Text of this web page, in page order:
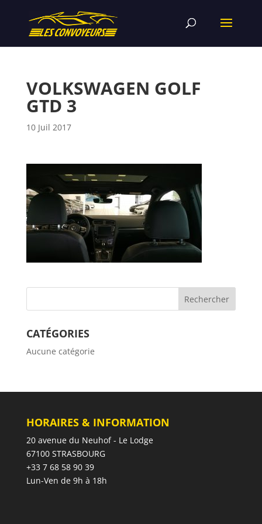
VOLKSWAGEN GOLF
GTD 3
10 Juil 2017
CATÉGORIES
Aucune catégorie
HORAIRES & INFORMATION
20 avenue du Neuhof - Le Lodge
67100 STRASBOURG
+33 7 68 58 90 39
Lun-Ven de 9h à 18h